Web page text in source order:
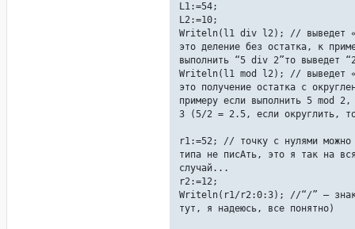
L1:=54;
L2:=10;
Writeln(l1 div l2); // выведет
это деление без остатка, к
выполнить “5 div 2”то выведет
Writeln(l1 mod l2); // выведет
это получение остатка с
примеру если выполнить 5 mod 2,
3 (5/2 = 2.5, если округлить,
r1:=52; // точку с нулями можно
типа не писАть, это я так на
случай...
r2:=12;
Writeln(r1/r2:0:3); //“/” – знак
тут, я надеюсь, все понятно)